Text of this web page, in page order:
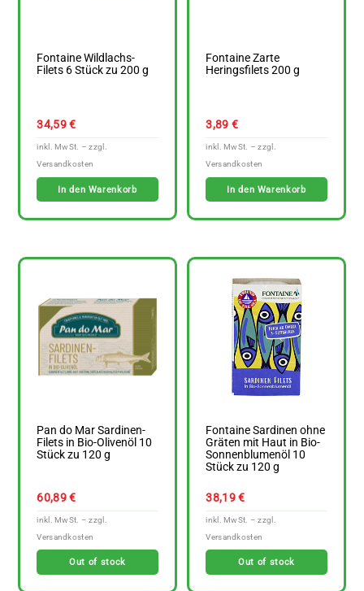
Fontaine Wildlachs-
Filets 6 Stück zu 200 g
34,59€
In den Warenkorb
Fontaine Zarte
Heringsfilets 200 g
3,89 €
In den Warenkorb
Pan do Mar Sardinen-
Filets in Bio-Olivenöl 10
Stück zu 120 g
60,89€
Out of stock
Fontaine Sardinen ohne
Gräten mit Haut in Bio-
Sonnenblumenöl 10
Stück zu 120 g
38,19€
Out of stock